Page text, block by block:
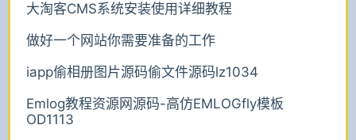
大淘客CMS系统安装使用详细教程
做好一个网站你需要准备的工作
iapp偷相册图片源码偷文件源码lz1034
Emlog教程资源网源码-高仿EMLOGfly模板
OD1113